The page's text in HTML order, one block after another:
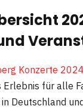
Konzerte 2024
für alle
Deutschland